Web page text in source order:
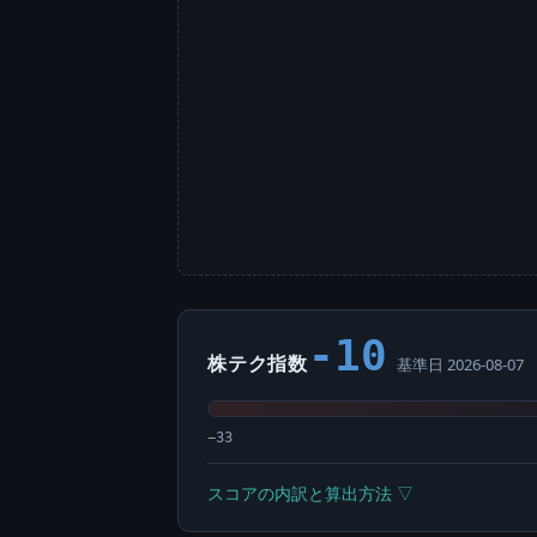
株テク指数 -10 基準日 2026-08-07
−33
スコアの内訳と算出方法 ▽